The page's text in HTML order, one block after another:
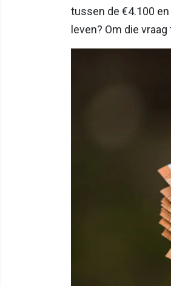
tussen de €4.100
leven? Om die